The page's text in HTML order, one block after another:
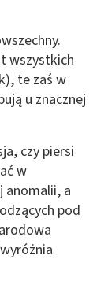
wszystkich
te zaś w
u znacznej
czy piersi
w
anomalii, a
pod